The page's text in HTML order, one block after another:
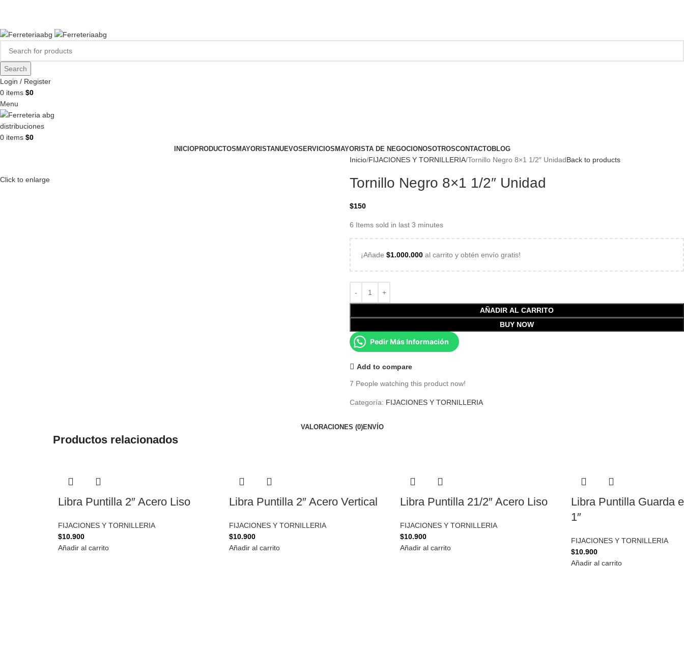
Search
Login / Register
0 items $0
Menu
0 items $0
INICIOPRODUCTOS MAYORISTANUEVOSERVICIOS MAYORISTA DE NEGOCIONOSOTROSCONTACTOBLOG
Click to enlarge
Inicio FIJACIONES Y TORNILLERIA Tornillo Negro 8×1 1/2″ UnidadBack to products
Tornillo Negro 8×1 1/2″ Unidad
$150
6 Items sold in last 3 minutes
¡Añade $1.000.000 al carrito y obtén envío gratis!
AÑADIR AL CARRITO
BUY NOW
Pedir Más Información
Add to compare
7 People watching this product now!
Categoría: FIJACIONES Y TORNILLERIA
VALORACIONES (0)ENVÍO
Productos relacionados
Libra Puntilla 2″ Acero Liso
FIJACIONES Y TORNILLERIA
$10.900
Añadir al carrito
Libra Puntilla 2″ Acero Vertical
FIJACIONES Y TORNILLERIA
$10.900
Añadir al carrito
Libra Puntilla 21/2″ Acero Liso
FIJACIONES Y TORNILLERIA
$10.900
Añadir al carrito
Libra Puntilla Guarda
1″
FIJACIONES Y TORNILLERIA
$10.900
Añadir al carrito